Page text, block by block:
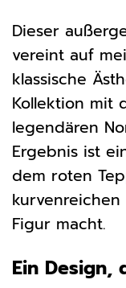
Dieser
vereint auf
klassische
Kollektion mit
legendären
Ergebnis ist
dem roten
Figur macht.
Ein Design,